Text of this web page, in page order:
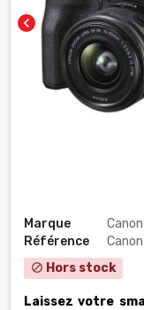
chevron_left
Marque
Canon
Référence
Canon
block Hors stock
Laissez votre